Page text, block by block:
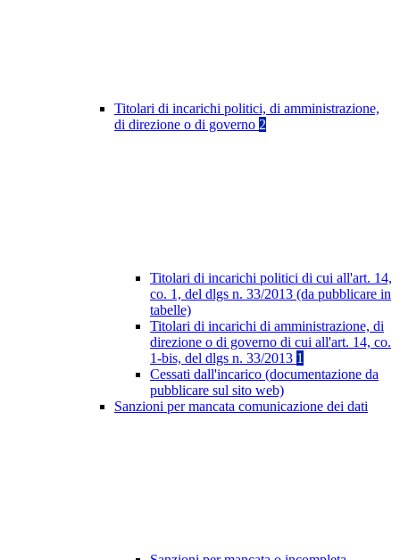
Titolari di incarichi politici, di amministrazione,
di direzione o di governo 2
Titolari di incarichi politici di cui all'art. 14,
co. 1, del dlgs n. 33/2013 (da pubblicare in
tabelle)
Titolari di incarichi di amministrazione, di
direzione o di governo di cui all'art. 14, co.
1-bis, del dlgs n. 33/2013 1
Cessati dall'incarico (documentazione da
pubblicare sul sito web)
Sanzioni per mancata comunicazione dei dati